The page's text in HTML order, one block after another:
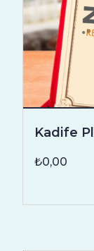
Kadife
₺0,00